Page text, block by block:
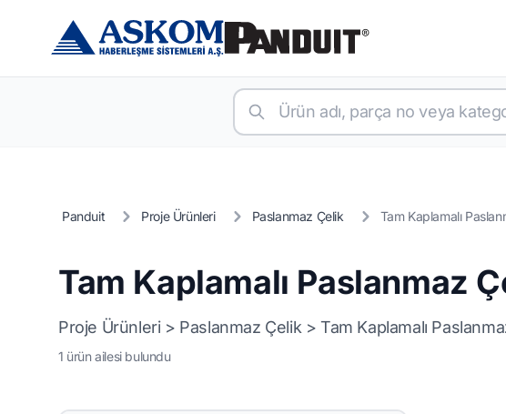
Panduit Proje Ürünleri Paslanmaz Çelik Tam Kaplamalı
Tam Kaplamalı Paslanmaz
Proje Ürünleri > Paslanmaz Çelik > Tam Kaplamalı
1 ürün ailesi bulundu